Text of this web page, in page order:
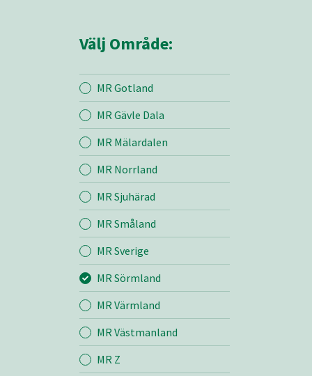
Mina sidor
MR Sörmland
Entreprenad
Bemanning
Välj Område:
MR Gotland
MR Gävle Dala
MR Mälardalen
MR Norrland
MR Sjuhärad
MR Småland
MR Sverige
MR Sörmland
MR Värmland
MR Västmanland
MR Z